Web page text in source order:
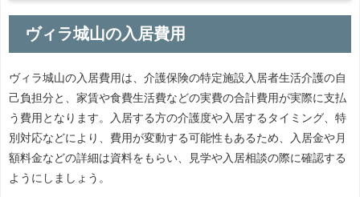
ヴィラ城山の入居費用
ヴィラ城山の入居費用は、介護保険の特定施設入居者生活介護の自
己負担分と、家賃や食費生活費などの実費の合計費用が実際に支払
う費用となります。入居する方の介護度や入居するタイミング、特
別対応などにより、費用が変動する可能性もあるため、入居金や月
額料金などの詳細は資料をもらい、見学や入居相談の際に確認する
ようにしましょう。